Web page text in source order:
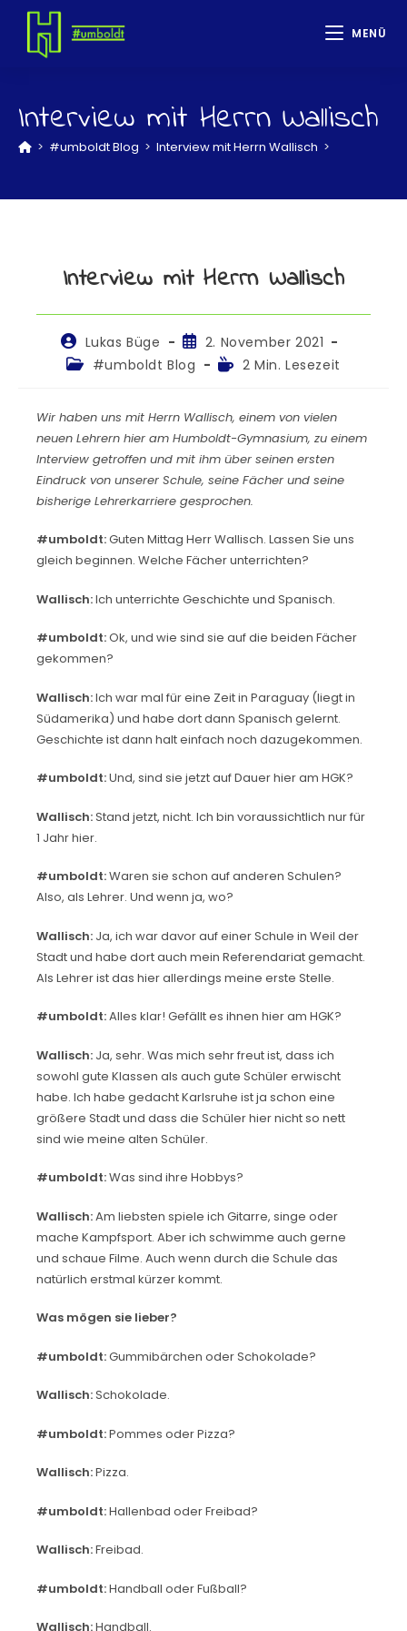
MENÜ
Interview mit Herrn Wallisch
> #umboldt Blog > Interview mit Herrn Wallisch >
Interview mit Herrn Wallisch
Lukas Büge
2. November 2021
#umboldt Blog
2 Min. Lesezeit
Wir haben uns mit Herrn Wallisch, einem von vielen
neuen Lehrern hier am Humboldt-Gymnasium, zu einem
Interview getroffen und mit ihm über seinen ersten
Eindruck von unserer Schule, seine Fächer und seine
bisherige Lehrerkarriere gesprochen.
#umboldt:Guten Mittag Herr Wallisch. Lassen Sie uns
gleich beginnen. Welche Fächer unterrichten?
Wallisch:Ich unterrichte Geschichte und Spanisch.
#umboldt:Ok, und wie sind sie auf die beiden Fächer
gekommen?
Wallisch:Ich war mal für eine Zeit in Paraguay (liegt in
Südamerika) und habe dort dann Spanisch gelernt.
Geschichte ist dann halt einfach noch dazugekommen.
#umboldt:Und, sind sie jetzt auf Dauer hier am HGK?
Wallisch:Stand jetzt, nicht. Ich bin voraussichtlich nur für
1 Jahr hier.
#umboldt:Waren sie schon auf anderen Schulen?
Also, als Lehrer. Und wenn ja, wo?
Wallisch: Ja, ich war davor auf einer Schule in Weil der
Stadt und habe dort auch mein Referendariat gemacht.
Als Lehrer ist das hier allerdings meine erste Stelle.
#umboldt:Alles klar! Gefällt es ihnen hier am HGK?
Wallisch: Ja, sehr. Was mich sehr freut ist, dass ich
sowohl gute Klassen als auch gute Schüler erwischt
habe. Ich habe gedacht Karlsruhe ist ja schon eine
größere Stadt und dass die Schüler hier nicht so nett
sind wie meine alten Schüler.
#umboldt:Was sind ihre Hobbys?
Wallisch:Am liebsten spiele ich Gitarre, singe oder
mache Kampfsport. Aber ich schwimme auch gerne
und schaue Filme. Auch wenn durch die Schule das
natürlich erstmal kürzer kommt.
Was mögen sie lieber?
#umboldt:Gummibärchen oder Schokolade?
Wallisch:Schokolade.
#umboldt:Pommes oder Pizza?
Wallisch:Pizza.
#umboldt:Hallenbad oder Freibad?
Wallisch:Freibad.
#umboldt:Handball oder Fußball?
Wallisch:Handball.